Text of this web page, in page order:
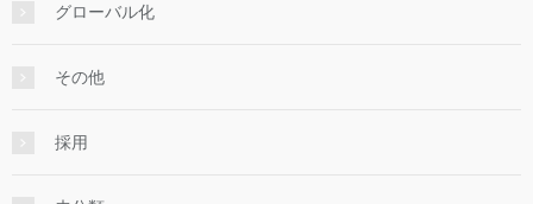
グローバル化
その他
採用